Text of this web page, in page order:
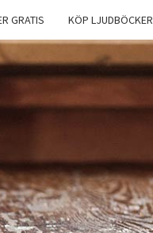
GRATIS KÖP LJUDBÖCKER